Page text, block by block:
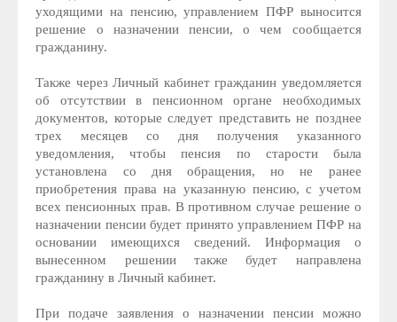
уходящими на пенсию, управлением ПФР выносится
решение о назначении пенсии, о чем сообщается
гражданину.
Также через Личный кабинет гражданин уведомляется
об отсутствии в пенсионном органе необходимых
документов, которые следует представить не позднее
трех месяцев со дня получения указанного
уведомления, чтобы пенсия по старости была
установлена со дня обращения, но не ранее
приобретения права на указанную пенсию, с учетом
всех пенсионных прав. В противном случае решение о
назначении пенсии будет принято управлением ПФР на
основании имеющихся сведений. Информация о
вынесенном решении также будет направлена
гражданину в Личный кабинет.
При подаче заявления о назначении пенсии можно